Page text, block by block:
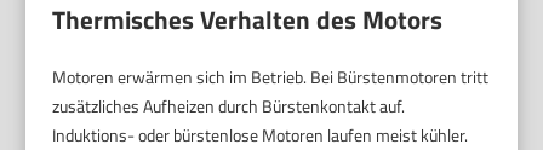
Thermisches Verhalten des Motors
Motoren erwärmen sich im Betrieb. Bei Bürstenmotoren tritt
zusätzliches Aufheizen durch Bürstenkontakt auf.
Induktions- oder bürstenlose Motoren laufen meist kühler.